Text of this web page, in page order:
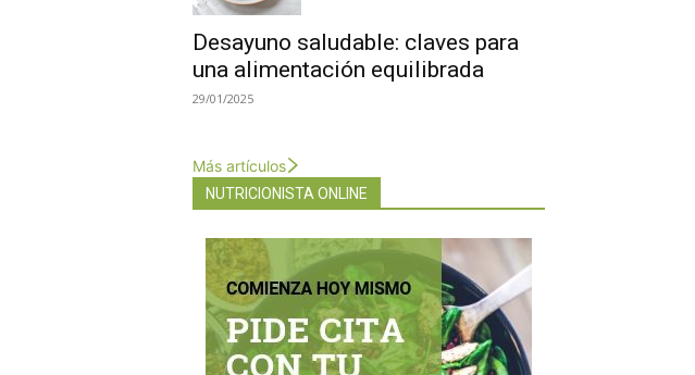
Desayuno saludable: claves para
una alimentación equilibrada
29/01/2025
Más artículos
NUTRICIONISTA ONLINE